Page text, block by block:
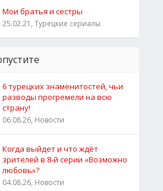
Мои братья и сестры
25.02.21, Турецкие сериалы
6 турецких знаменитостей, чьи
разводы прогремели на всю
страну!
06.08.26, Новости
Когда выйдет и что ждёт
зрителей в 8-й серии «Возможно
любовь»?
04.08.26, Новости